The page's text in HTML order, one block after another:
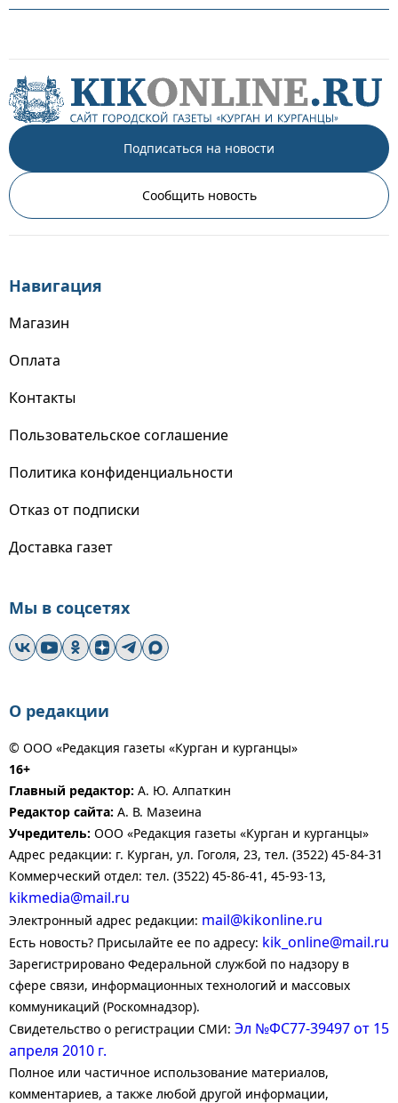
Подписаться на новости
Сообщить новость
Навигация
Магазин
Оплата
Контакты
Пользовательское соглашение
Политика конфиденциальности
Отказ от подписки
Доставка газет
Мы в соцсетях
О редакции
© ООО «Редакция газеты «Курган и курганцы»
16+
Главный редактор: А. Ю. Алпаткин
Редактор сайта: А. В. Мазеина
Учредитель: ООО «Редакция газеты «Курган и курганцы»
Адрес редакции: г. Курган, ул. Гоголя, 23, тел. (3522) 45-84-31
Коммерческий отдел: тел. (3522) 45-86-41, 45-93-13,
kikmedia@mail.ru
Электронный адрес редакции: mail@kikonline.ru
Есть новость? Присылайте ее по адресу: kik_online@mail.ru
Зарегистрировано Федеральной службой по надзору в
сфере связи, информационных технологий и массовых
коммуникаций (Роскомнадзор).
Свидетельство о регистрации СМИ: Эл №ФС77-39497 от 15
апреля 2010 г.
Полное или частичное использование материалов,
комментариев, а также любой другой информации,